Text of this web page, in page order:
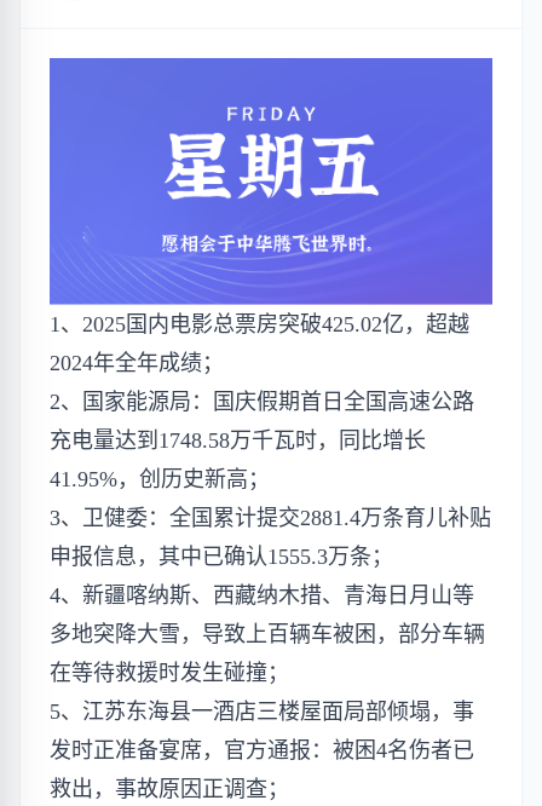
1、2025国内电影总票房突破425.02亿，超越
2024年全年成绩；
2、国家能源局：国庆假期首日全国高速公路
充电量达到1748.58万千瓦时，同比增长
41.95%，创历史新高；
3、卫健委：全国累计提交2881.4万条育儿补贴
申报信息，其中已确认1555.3万条；
4、新疆喀纳斯、西藏纳木措、青海日月山等
多地突降大雪，导致上百辆车被困，部分车辆
在等待救援时发生碰撞；
5、江苏东海县一酒店三楼屋面局部倾塌，事
发时正准备宴席，官方通报：被困4名伤者已
救出，事故原因正调查；